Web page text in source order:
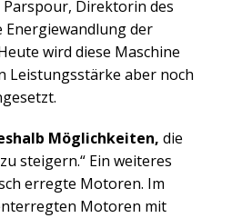
Direktorin des
der
wird diese Maschine
Leistungsstärke aber noch
Möglichkeiten, die
steigern.“ Ein weiteres
erregte Motoren. Im
Motoren mit